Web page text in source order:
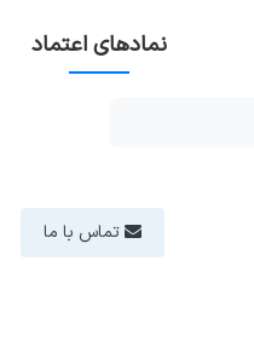
نمادهای اعتماد
تماس با ما